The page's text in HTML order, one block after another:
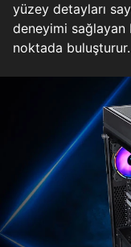
yüzey detayları
deneyimi sağlayan
noktada buluşturur.